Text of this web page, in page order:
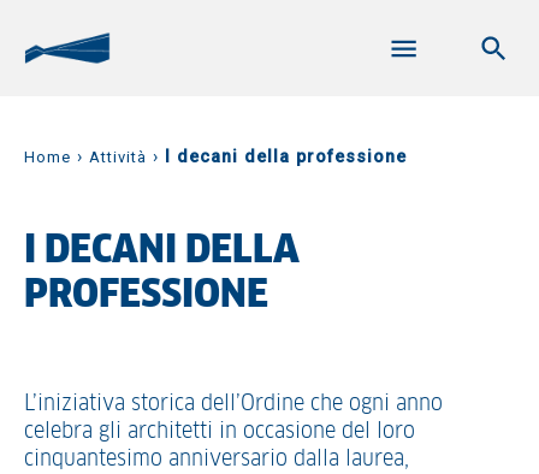
Home › Attività › I decani della professione
I DECANI DELLA
PROFESSIONE
L’iniziativa storica dell’Ordine che ogni anno
celebra gli architetti in occasione del loro
cinquantesimo anniversario dalla laurea,